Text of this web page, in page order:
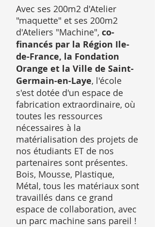
Avec ses 200m2 d'Atelier
"maquette" et ses 200m2
d'Ateliers "Machine", co-
financés par la Région Ile-
de-France, la Fondation
Orange et la Ville de Saint-
Germain-en-Laye, l'école
s'est dotée d'un espace de
fabrication extraordinaire, où
toutes les ressources
nécessaires à la
matérialisation des projets de
nos étudiants ET de nos
partenaires sont présentes.
Bois, Mousse, Plastique,
Métal, tous les matériaux sont
travaillés dans ce grand
espace de collaboration, avec
un parc machine sans pareil !